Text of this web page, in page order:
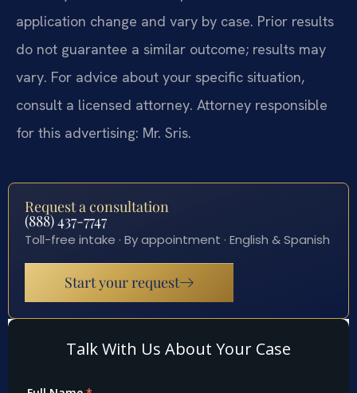
application change and vary by case. Prior results
do not guarantee a similar outcome; results may
vary. For advice about your specific situation,
consult a licensed attorney. Attorney responsible
for this advertising: Mr. Sris.
Request a consultation
(888) 437-7747
Toll-free intake · By appointment · English & Spanish
Start your request